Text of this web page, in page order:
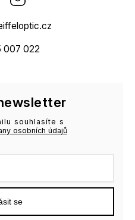
007 022
souhlasíte s
osobních údajů
se